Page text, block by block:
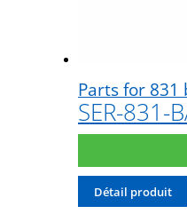
Parts for
SER-831-
Détail produit